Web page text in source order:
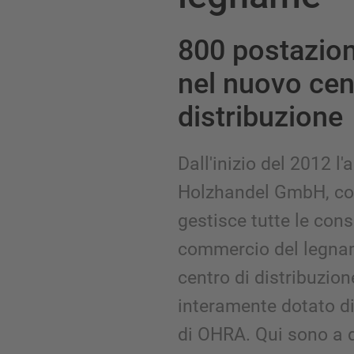
800
nel nuovo
distribuzione
Dall'inizio del 2012
Holzhandel GmbH,
gestisce tutte le
commercio del
centro di
interamente dotato
di OHRA. Qui sono